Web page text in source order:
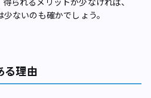
ないのも確かでしょう。
る理由